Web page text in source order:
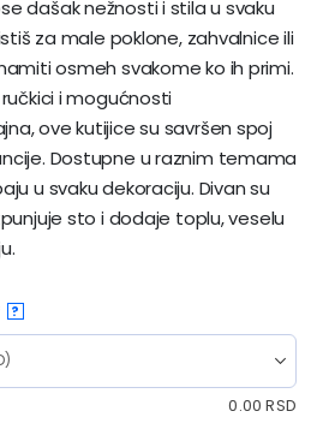
dašak nežnosti i stila u svaku
za male poklone, zahvalnice ili
osmeh svakome ko ih primi.
i mogućnosti
ove kutijice su savršen spoj
Dostupne u raznim temama
u svaku dekoraciju. Divan su
sto i dodaje toplu, veselu
?
0.00RSD